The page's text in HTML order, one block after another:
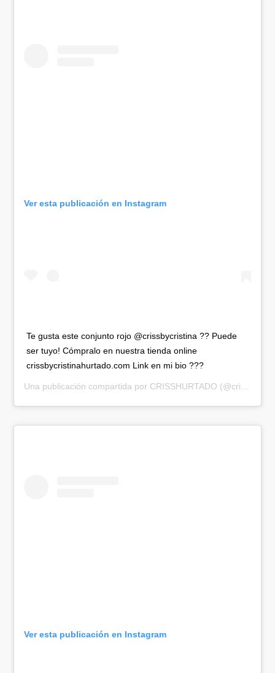
Ver esta publicación en Instagram
Te gusta este conjunto rojo @crissbycristina ?? Puede
ser tuyo! Cómpralo en nuestra tienda online
crissbycristinahurtado.com Link en mi bio ???
Una publicación compartida por CRISSHURTADO (@crisshurtado) el
Ver esta publicación en Instagram